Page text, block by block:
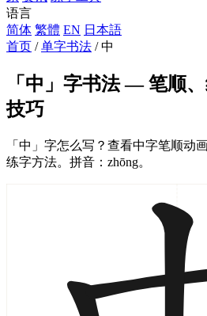
语言
简体 繁體 EN 日本語
首页 / 单字书法 / 中
「中」字书法 — 笔顺
技巧
「中」字怎么写？查看中字笔顺动
练字方法。拼音：zhōng。